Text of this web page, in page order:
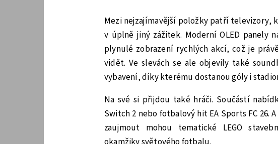
Mezi nejzajímavější položky patří televizory,
v úplně jiný zážitek. Moderní OLED panely
plynulé zobrazení rychlých akcí, což je
vidět. Ve slevách se ale objevily také
vybavení, díky kterému dostanou góly i
Na své si přijdou také hráči. Součástí
Switch 2 nebo fotbalový hit EA Sports FC 26.
zaujmout mohou tematické LEGO